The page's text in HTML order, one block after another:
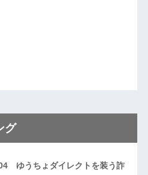
グ
ゆうちょダイレクトを装う詐